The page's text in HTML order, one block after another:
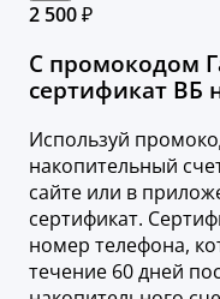
2 500 ₽
С промокодом
сертификат ВБ
Используй
накопительный
сайте или в
сертификат.
номер телефона,
течение 60 дней